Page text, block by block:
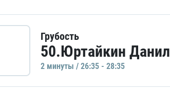
Грубость
50.Юртайкин Данил
2 минуты / 26:35 - 28:35